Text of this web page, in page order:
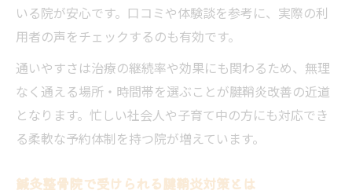
いる院が安心です。口コミや体験談を参考に、実際の利
用者の声をチェックするのも有効です。
通いやすさは治療の継続率や効果にも関わるため、無理
なく通える場所・時間帯を選ぶことが腱鞘炎改善の近道
となります。忙しい社会人や子育て中の方にも対応でき
る柔軟な予約体制を持つ院が増えています。
鍼灸整骨院で受けられる腱鞘炎対策とは